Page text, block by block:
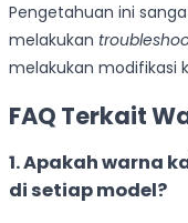
Pengetahuan ini
melakukan
melakukan modifikasi
FAQ Terkait
1. Apakah warna
di setiap model?